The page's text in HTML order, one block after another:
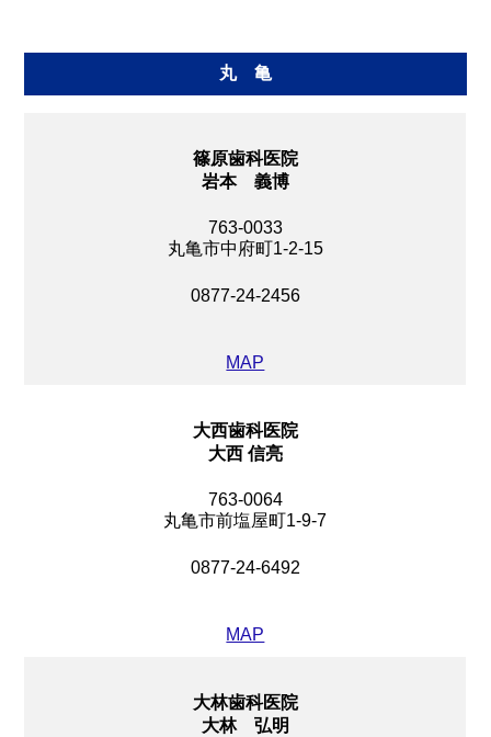
丸 亀
篠原歯科医院
岩本 義博
763-0033
丸亀市中府町1-2-15
0877-24-2456
MAP
大西歯科医院
大西 信亮
763-0064
丸亀市前塩屋町1-9-7
0877-24-6492
MAP
大林歯科医院
大林 弘明